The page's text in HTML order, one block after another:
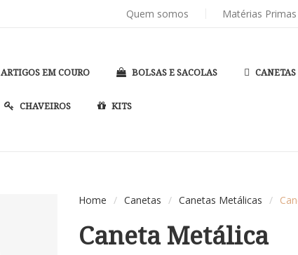
PERSONALIZADAS COM SEU LOGOTIPO
E PASTAS CONGRESSO PERSONALIZADAS
Quem somos Matérias Primas
ARTIGOS EM COURO BOLSAS E SACOLAS CANETAS
CHAVEIROS KITS
Home / Canetas / Canetas Metálicas /
Caneta Metálica